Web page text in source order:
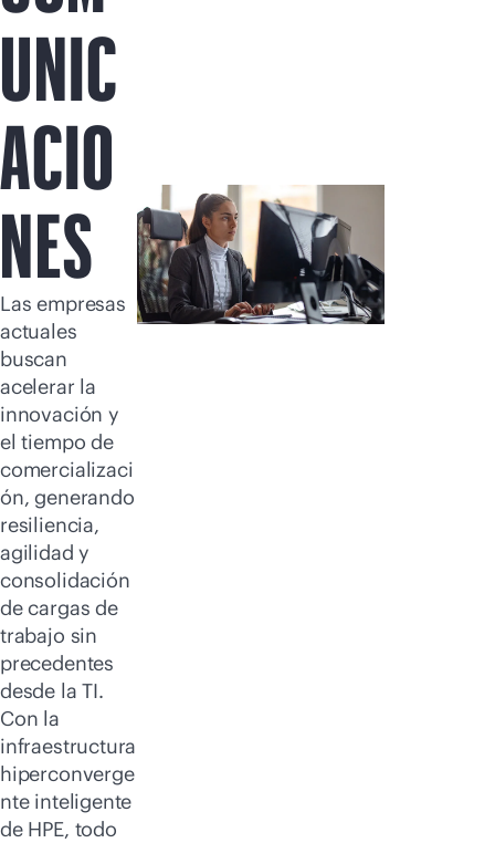
UNIC
ACIO
NES
Las empresas
actuales
buscan
acelerar la
innovación y
el tiempo de
comercializaci
ón, generando
resiliencia,
agilidad y
consolidación
de cargas de
trabajo sin
precedentes
desde la TI.
Con la
infraestructura
hiperconverge
nte inteligente
de HPE, todo